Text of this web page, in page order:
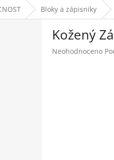
Bloky a zápisníky
Kožený
Průměrné
Neohodnoceno